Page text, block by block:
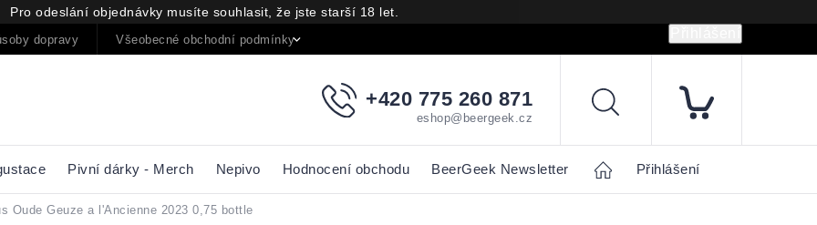
Pro odeslání objednávky musíte souhlasit, že jste starší 18 let.
dopravy Všeobecné obchodní podmínky
+420 775 260 871
eshop@beergeek.cz
Hledat
Pivní dárky - Merch Nepivo Hodnocení obchodu BeerGeek Newsletter Home Přihlášení
Oude Geuze a l'Ancienne 2023 0,75 bottle